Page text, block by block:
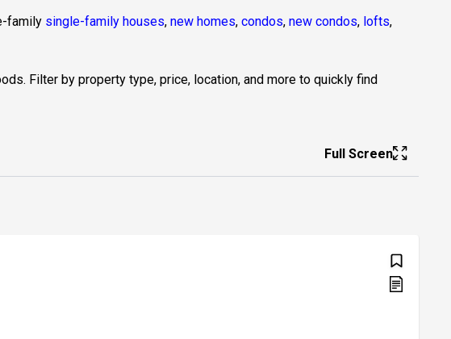
family single-family houses, new homes, condos, new condos, lofts,
Filter by property type, price, location, and more to quickly find
Full Screen